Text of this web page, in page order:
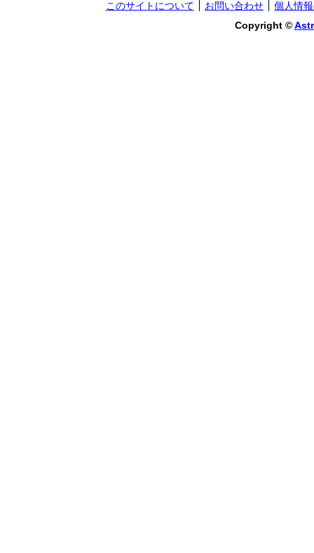
このサイトについて お問い合わせ
個人情
Copyright ©